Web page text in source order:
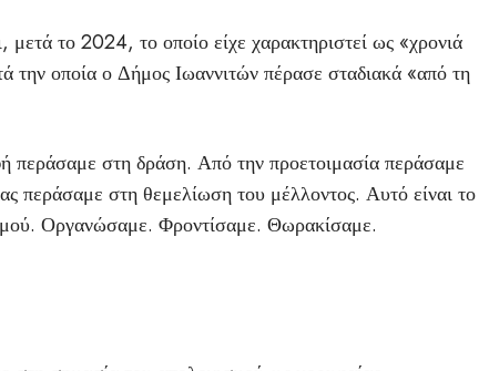
το 2024, το οποίο είχε χαρακτηριστεί ως «χρονιά
την οποία ο Δήμος Ιωαννιτών πέρασε σταδιακά «από τη
περάσαμε στη δράση. Από την προετοιμασία περάσαμε
περάσαμε στη θεμελίωση του μέλλοντος. Αυτό είναι το
Οργανώσαμε. Φροντίσαμε. Θωρακίσαμε.